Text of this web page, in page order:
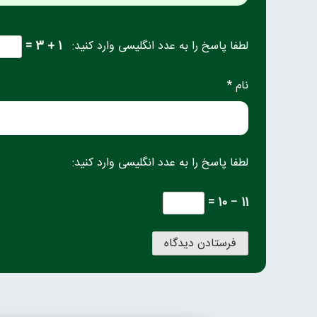
لطفا پاسخ را به عدد انگلیسی وارد کنید: 1 + 3 =
نام *
لطفا پاسخ را به عدد انگلیسی وارد کنید:
11 − 10 =